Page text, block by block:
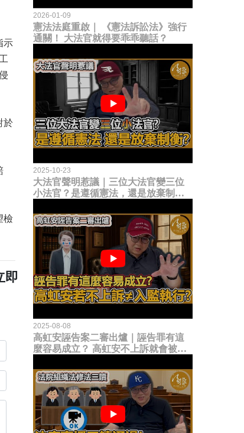
示
於
檢
即
2026-01-09
憲法法庭重啟｜ 《憲法訴訟法》強行
通關！ 大法官就得要乖乖聽話？
2025-10-23
大法官聲明惹議｜三位大法官變三位
小法官？是遵循憲法，還是放棄制衡
2025-08-08
高虹安誣告案二審出爐｜誣告罪有這
麼容易成立？ 高虹安不上訴就會被